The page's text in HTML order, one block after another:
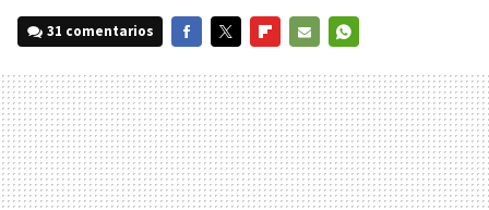
31 comentarios
MAIL